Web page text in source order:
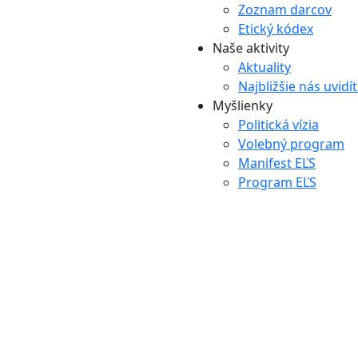
Zoznam darcov
Etický kódex
Naše aktivity
Aktuality
Najbližšie nás
Myšlienky
Politická vízia
Volebný program
Manifest EĽS
Program EĽS